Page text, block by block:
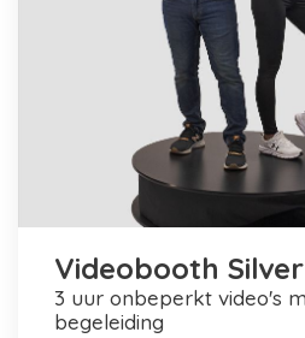
Videobooth Silver
3 uur onbeperkt video's maken + personele
begeleiding